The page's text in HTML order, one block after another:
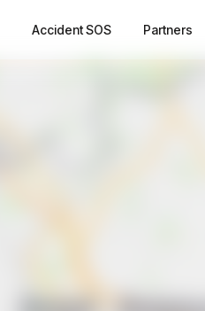
Accident SOS Partners